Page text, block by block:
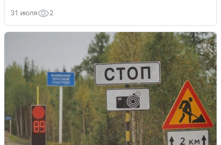
31 июля 2